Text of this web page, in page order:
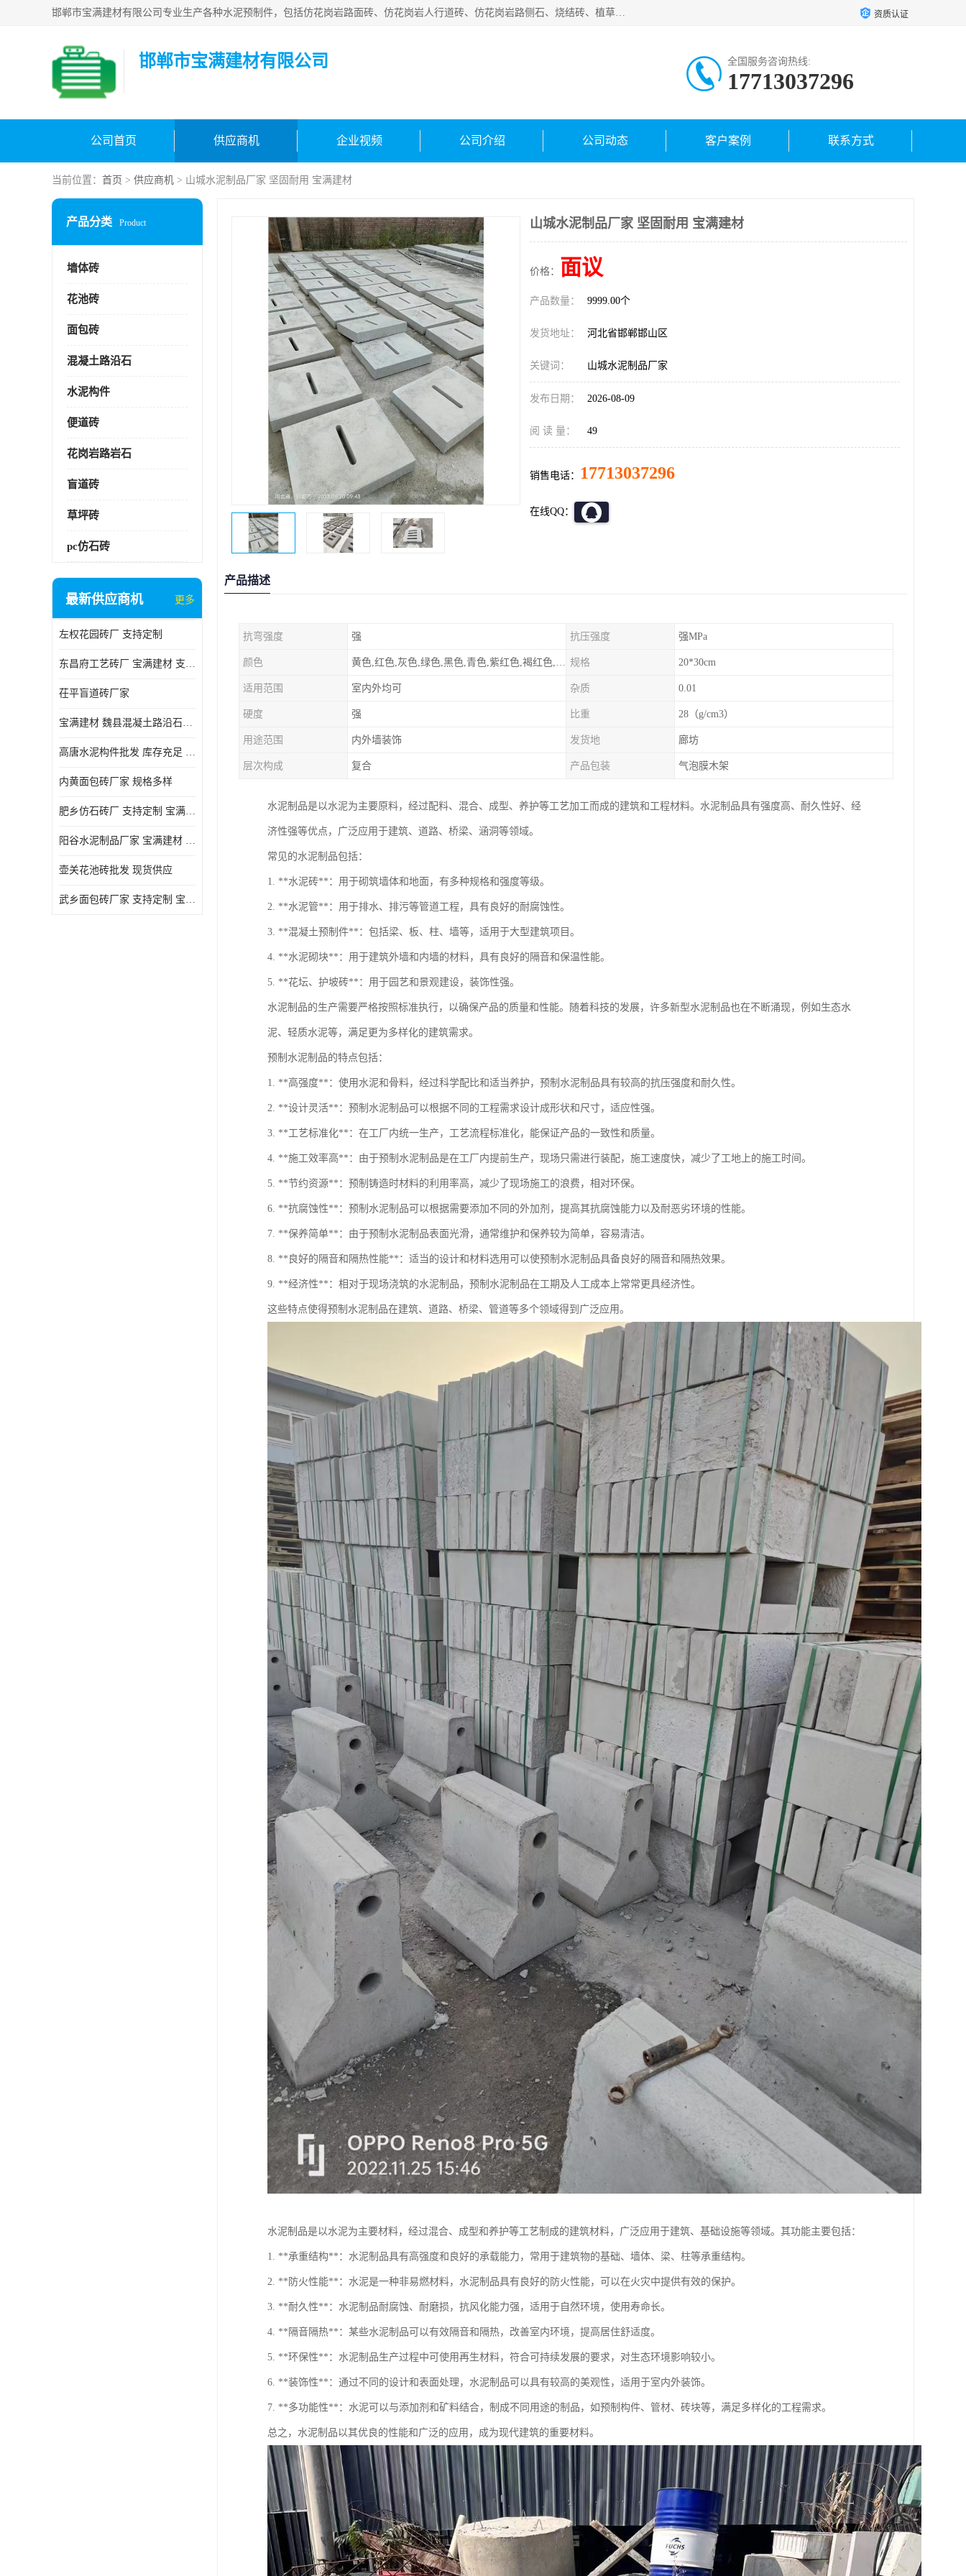
邯郸市宝满建材有限公司专业生产各种水泥预制件，包括仿花岗岩路面砖、仿花岗岩人行道砖、仿花岗岩路侧石、烧结砖、植草砖、码头砖连锁块、仿花岗岩路侧石、沙井盖、水泥盖板等各种水泥制品 资质认证
邯郸市宝满建材有限公司 全国服务咨询热线:
17713037296
公司首页 供应商机 企业视频 公司介绍 公司动态 客户案例 联系方式
当前位置： 首页 > 供应商机 > 山城水泥制品厂家 坚固耐用 宝满建材
产品分类 Product
墙体砖
花池砖
面包砖
混凝土路沿石
水泥构件
便道砖
花岗岩路岩石
盲道砖
草坪砖
pc仿石砖
最新供应商机 更多
左权花园砖厂 支持定制
东昌府工艺砖厂 宝满建材 支持定制
茌平盲道砖厂家
宝满建材 魏县混凝土路沿石批发
高唐水泥构件批发 库存充足 宝满建材
内黄面包砖厂家 规格多样
肥乡仿石砖厂 支持定制 宝满建材
‌阳谷水泥制品厂家 宝满建材 支持定制
壶关花池砖批发 现货供应
武乡面包砖厂家 支持定制 宝满建材
山城水泥制品厂家 坚固耐用 宝满建材
价格： 面议
产品数量： 9999.00个
发货地址： 河北省邯郸邯山区
关键词： 山城水泥制品厂家
发布日期： 2026-08-09
阅 读 量： 49
销售电话： 17713037296
在线QQ：
产品描述
抗弯强度 强 抗压强度 强MPa
颜色 黄色,红色,灰色,绿色,黑色,青色,紫红色,褐红色,绿灰色,其他 规格 20*30cm
适用范围 室内外均可 杂质 0.01
硬度 强 比重 28（g/cm3）
用途范围 内外墙装饰 发货地 廊坊
层次构成 复合 产品包装 气泡膜木架
水泥制品是以水泥为主要原料，经过配料、混合、成型、养护等工艺加工而成的建筑和工程材料。水泥制品具有强度高、耐久性好、经
济性强等优点，广泛应用于建筑、道路、桥梁、涵洞等领域。
常见的水泥制品包括：
1. **水泥砖**：用于砌筑墙体和地面，有多种规格和强度等级。
2. **水泥管**：用于排水、排污等管道工程，具有良好的耐腐蚀性。
3. **混凝土预制件**：包括梁、板、柱、墙等，适用于大型建筑项目。
4. **水泥砌块**：用于建筑外墙和内墙的材料，具有良好的隔音和保温性能。
5. **花坛、护坡砖**：用于园艺和景观建设，装饰性强。
水泥制品的生产需要严格按照标准执行，以确保产品的质量和性能。随着科技的发展，许多新型水泥制品也在不断涌现，例如生态水
泥、轻质水泥等，满足更为多样化的建筑需求。
预制水泥制品的特点包括：
1. **高强度**：使用水泥和骨料，经过科学配比和适当养护，预制水泥制品具有较高的抗压强度和耐久性。
2. **设计灵活**：预制水泥制品可以根据不同的工程需求设计成形状和尺寸，适应性强。
3. **工艺标准化**：在工厂内统一生产，工艺流程标准化，能保证产品的一致性和质量。
4. **施工效率高**：由于预制水泥制品是在工厂内提前生产，现场只需进行装配，施工速度快，减少了工地上的施工时间。
5. **节约资源**：预制铸造时材料的利用率高，减少了现场施工的浪费，相对环保。
6. **抗腐蚀性**：预制水泥制品可以根据需要添加不同的外加剂，提高其抗腐蚀能力以及耐恶劣环境的性能。
7. **保养简单**：由于预制水泥制品表面光滑，通常维护和保养较为简单，容易清洁。
8. **良好的隔音和隔热性能**：适当的设计和材料选用可以使预制水泥制品具备良好的隔音和隔热效果。
9. **经济性**：相对于现场浇筑的水泥制品，预制水泥制品在工期及人工成本上常常更具经济性。
这些特点使得预制水泥制品在建筑、道路、桥梁、管道等多个领域得到广泛应用。
水泥制品是以水泥为主要材料，经过混合、成型和养护等工艺制成的建筑材料，广泛应用于建筑、基础设施等领域。其功能主要包括：
1. **承重结构**：水泥制品具有高强度和良好的承载能力，常用于建筑物的基础、墙体、梁、柱等承重结构。
2. **防火性能**：水泥是一种非易燃材料，水泥制品具有良好的防火性能，可以在火灾中提供有效的保护。
3. **耐久性**：水泥制品耐腐蚀、耐磨损，抗风化能力强，适用于自然环境，使用寿命长。
4. **隔音隔热**：某些水泥制品可以有效隔音和隔热，改善室内环境，提高居住舒适度。
5. **环保性**：水泥制品生产过程中可使用再生材料，符合可持续发展的要求，对生态环境影响较小。
6. **装饰性**：通过不同的设计和表面处理，水泥制品可以具有较高的美观性，适用于室内外装饰。
7. **多功能性**：水泥可以与添加剂和矿料结合，制成不同用途的制品，如预制构件、管材、砖块等，满足多样化的工程需求。
总之，水泥制品以其优良的性能和广泛的应用，成为现代建筑的重要材料。